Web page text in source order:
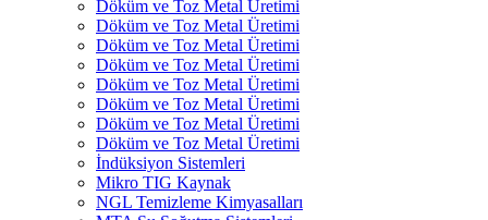
Döküm ve Toz Metal Üretimi
Döküm ve Toz Metal Üretimi
Döküm ve Toz Metal Üretimi
Döküm ve Toz Metal Üretimi
Döküm ve Toz Metal Üretimi
Döküm ve Toz Metal Üretimi
Döküm ve Toz Metal Üretimi
Döküm ve Toz Metal Üretimi
İndüksiyon Sistemleri
Mikro TIG Kaynak
NGL Temizleme Kimyasalları